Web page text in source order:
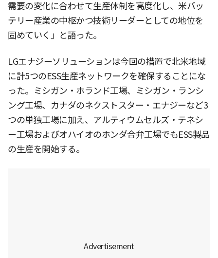
需要の変化に合わせて生産体制を高度化し、米バッ
テリー産業の中枢かつ技術リーダーとしての地位を
固めていく」と語った。
LGエナジーソリューションは今回の措置で北米地域
に計5つのESS生産ネットワークを確保することにな
った。ミシガン・ホランド工場、ミシガン・ランシ
ング工場、カナダのネクストスター・エナジーなど3
つの単独工場に加え、アルティウムセルズ・テネシ
ー工場およびオハイオのホンダ合弁工場でもESS製品
の生産を開始する。